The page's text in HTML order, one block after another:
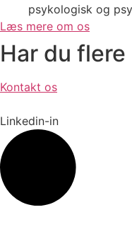
psykologisk og
Læs mere om os
Har du
Kontakt os
Linkedin-in